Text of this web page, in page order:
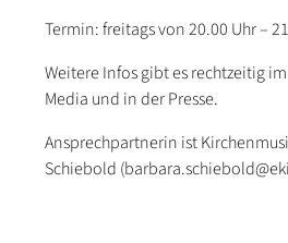
Termin: freitags von 20.00 Uhr –
Weitere Infos gibt es rechtzeitig
Media und in der Presse.
Ansprechpartnerin ist
Schiebold